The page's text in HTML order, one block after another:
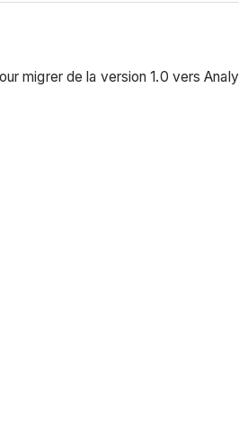
migrer de la version 1.0 vers